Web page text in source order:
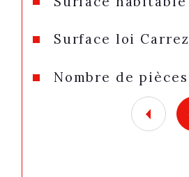
Surface loi Carrez
Nombre de pièces